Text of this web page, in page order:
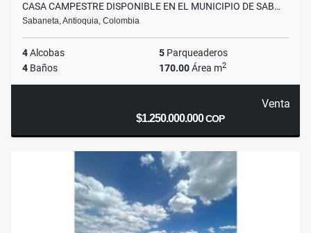
CASA CAMPESTRE DISPONIBLE EN EL MUNICIPIO DE SAB…
Sabaneta, Antioquia, Colombia
4Alcobas 5 Parqueaderos
4 Baños 170.00Área m2
Venta
$1.250.000.000COP